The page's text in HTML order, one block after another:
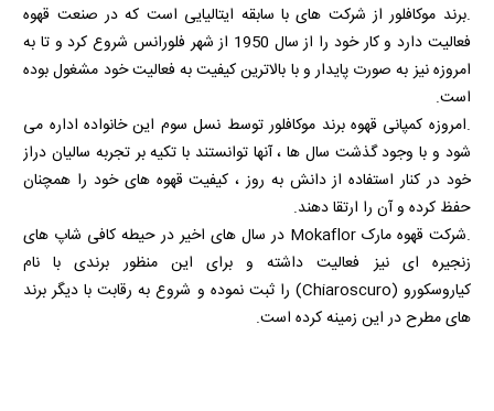
.برند موکافلور از شرکت های با سابقه ایتالیایی است که در صنعت قهوه
فعالیت دارد و کار خود را از سال 1950 از شهر فلورانس شروع کرد و تا به
امروزه نیز به صورت پایدار و با بالاترین کیفیت به فعالیت خود مشغول بوده
است.
.امروزه کمپانی قهوه برند موکافلور توسط نسل سوم این خانواده اداره می
شود و با وجود گذشت سال ها ، آنها توانستند با تکیه بر تجربه سالیان دراز
خود در کنار استفاده از دانش به روز ، کیفیت قهوه های خود را همچنان
حفظ کرده و آن را ارتقا دهند.
.شرکت قهوه مارکMokaflor در سال های اخیر در حیطه کافی شاپ های
زنجیره ای نیز فعالیت داشته و برای این منظور برندی با نام
کیاروسکورو (Chiaroscuro) را ثبت نموده و شروع به رقابت با دیگر برند
های مطرح در این زمینه کرده است.